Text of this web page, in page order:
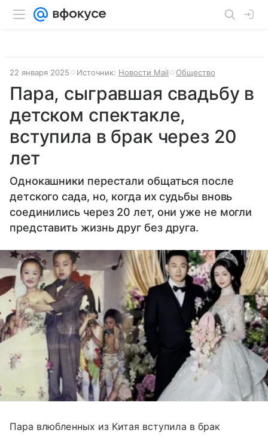
22 января 2025 Источник: Новости Mail Общество
Пара, сыгравшая свадьбу в
детском спектакле,
вступила в брак через 20
лет
Однокашники перестали общаться после
детского сада, но, когда их судьбы вновь
соединились через 20 лет, они уже не могли
представить жизнь друг без друга.
Пара влюбленных из Китая вступила в брак